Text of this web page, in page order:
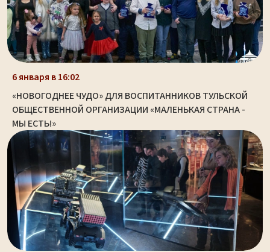
6 января в 16:02
«НОВОГОДНЕЕ ЧУДО» ДЛЯ ВОСПИТАННИКОВ ТУЛЬСКОЙ
ОБЩЕСТВЕННОЙ ОРГАНИЗАЦИИ «МАЛЕНЬКАЯ СТРАНА -
МЫ ЕСТЬ!»